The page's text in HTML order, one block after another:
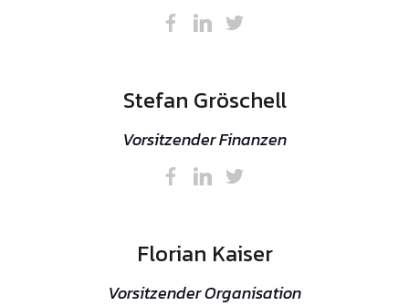
Stefan Gröschell
Vorsitzender Finanzen
Florian Kaiser
Vorsitzender Organisation